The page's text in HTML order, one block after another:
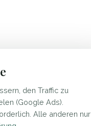
den Traffic zu
(Google Ads).
Alle anderen nur